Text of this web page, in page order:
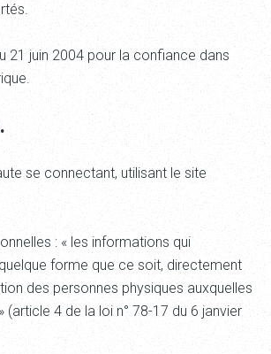
21 juin 2004 pour la confiance dans
se connectant, utilisant le site
: « les informations qui
forme que ce soit, directement
des personnes physiques auxquelles
(article 4 de la loi n° 78-17 du 6 janvier